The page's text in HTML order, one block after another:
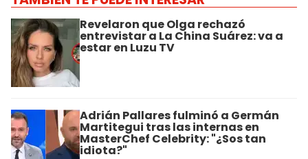
Revelaron que Olga rechazó
entrevistar a La China Suárez: va a
estar en Luzu TV
Adrián Pallares fulminó a Germán
Martitegui tras las internas en
MasterChef Celebrity: "¿Sos tan
idiota?"